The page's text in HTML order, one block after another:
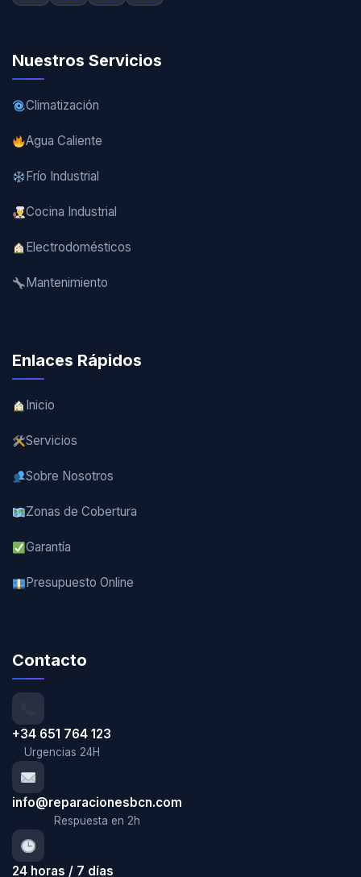
Nuestros Servicios
Climatización
Agua Caliente
Frío Industrial
Cocina Industrial
Electrodomésticos
Mantenimiento
Enlaces Rápidos
Inicio
Servicios
Sobre Nosotros
Zonas de Cobertura
Garantía
Presupuesto Online
Contacto
+34 651 764 123
Urgencias 24H
info@reparacionesbcn.com
Respuesta en 2h
24 horas / 7 días